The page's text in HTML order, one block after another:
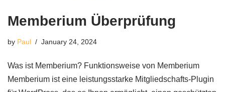
Memberium Überprüfung
by Paul January 24, 2024
Was ist Memberium? Funktionsweise von Memberium
Memberium ist eine leistungsstarke Mitgliedschafts-Plugin